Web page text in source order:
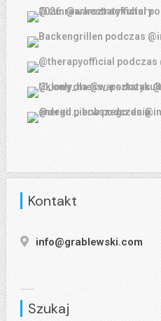
Kontakt
info@grablewski.com
Szukaj